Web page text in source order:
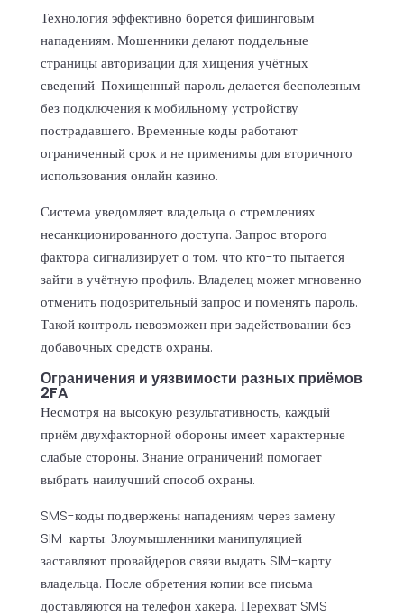
Технология эффективно борется фишинговым
нападениям. Мошенники делают поддельные
страницы авторизации для хищения учётных
сведений. Похищенный пароль делается бесполезным
без подключения к мобильному устройству
пострадавшего. Временные коды работают
ограниченный срок и не применимы для вторичного
использования онлайн казино.
Система уведомляет владельца о стремлениях
несанкционированного доступа. Запрос второго
фактора сигнализирует о том, что кто-то пытается
зайти в учётную профиль. Владелец может мгновенно
отменить подозрительный запрос и поменять пароль.
Такой контроль невозможен при задействовании без
добавочных средств охраны.
Ограничения и уязвимости разных приёмов
2FA
Несмотря на высокую результативность, каждый
приём двухфакторной обороны имеет характерные
слабые стороны. Знание ограничений помогает
выбрать наилучший способ охраны.
SMS-коды подвержены нападениям через замену
SIM-карты. Злоумышленники манипуляцией
заставляют провайдеров связи выдать SIM-карту
владельца. После обретения копии все письма
доставляются на телефон хакера. Перехват SMS